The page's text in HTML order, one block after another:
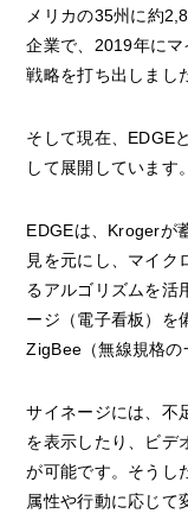
メリカの35州に約
企業で、2019年に
戦略を打ち出しまし
そして現在、EDGE
して展開しています。
EDGEは、Krogerが
見を元にし、マイク
るアルゴリズムを活
ージ（電子看板）を
ZigBee（無線規格の
サイネージには、不
を表示したり、ビデ
が可能です。そうし
属性や行動に応じて